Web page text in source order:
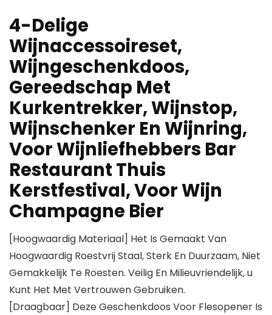
4-Delige
Wijnaccessoireset,
Wijngeschenkdoos,
Gereedschap Met
Kurkentrekker, Wijnstop,
Wijnschenker En Wijnring,
Voor Wijnliefhebbers Bar
Restaurant Thuis
Kerstfestival, Voor Wijn
Champagne Bier
[Hoogwaardig Materiaal] Het Is Gemaakt Van
Hoogwaardig Roestvrij Staal, Sterk En Duurzaam, Niet
Gemakkelijk Te Roesten. Veilig En Milieuvriendelijk, u
Kunt Het Met Vertrouwen Gebruiken.
[Draagbaar] Deze Geschenkdoos Voor Flesopener Is